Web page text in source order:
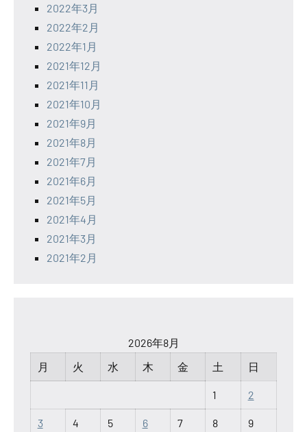
2022年3月
2022年2月
2022年1月
2021年12月
2021年11月
2021年10月
2021年9月
2021年8月
2021年7月
2021年6月
2021年5月
2021年4月
2021年3月
2021年2月
2026年8月
月
火 水 木 金 土 日
1 2
3 4 5 6 7 8 9